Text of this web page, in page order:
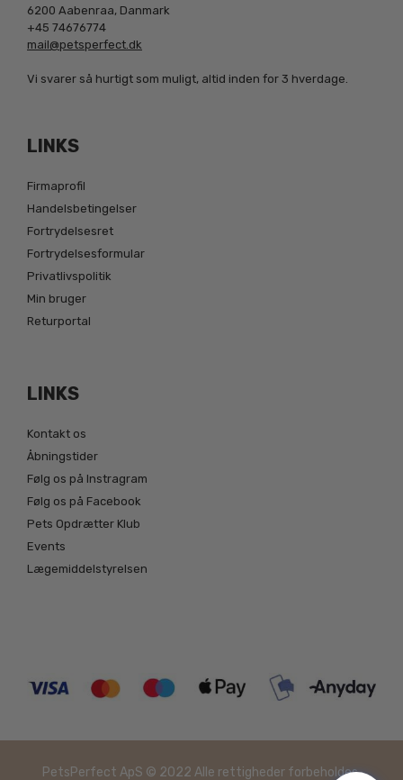
6200 Aabenraa, Danmark
+45 74676774
mail@petsperfect.dk
Vi svarer så hurtigt som muligt, altid inden for 3 hverdage.
LINKS
Firmaprofil
Handelsbetingelser
Fortrydelsesret
Fortrydelsesformular
Privatlivspolitik
Min bruger
Returportal
LINKS
Kontakt os
Åbningstider
Følg os på Instragram
Følg os på Facebook
Pets Opdrætter Klub
Events
Lægemiddelstyrelsen
PetsPerfect ApS © 2022 Alle rettigheder forbeholdes.